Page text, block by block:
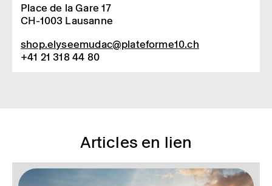
Place de la Gare 17
CH-1003 Lausanne
shop.elysee­mu­dac@­pla­te­for­me10.ch
+41 21 318 44 80
Articles en lien